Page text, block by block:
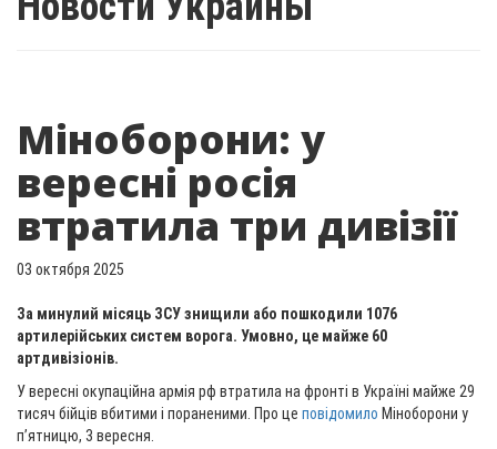
Міноборони: у
вересні росія
втратила три дивізії
03 октября 2025
За минулий місяць ЗСУ знищили або пошкодили 1076
артилерійських систем ворога. Умовно, це майже 60
артдивізіонів.
У вересні окупаційна армія рф втратила на фронті в Україні майже 29
тисяч бійців вбитими і пораненими. Про це повідомило Міноборони у
п’ятницю, 3 вересня.